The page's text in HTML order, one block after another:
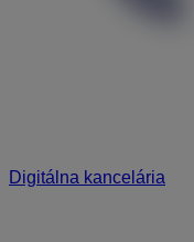
Digitálna kancelária